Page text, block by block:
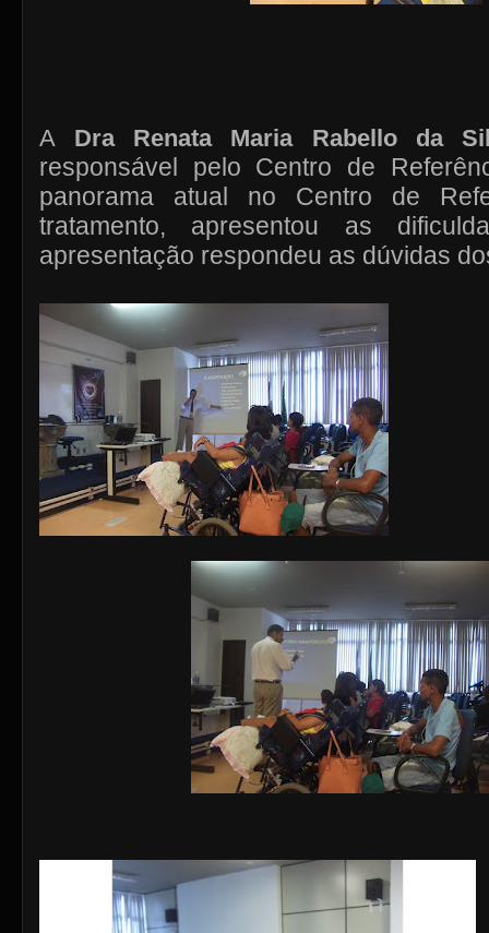
A Dra Renata Maria Rabello da
responsável pelo Centro de
panorama atual no Centro de
tratamento, apresentou as
apresentação respondeu as dúvidas